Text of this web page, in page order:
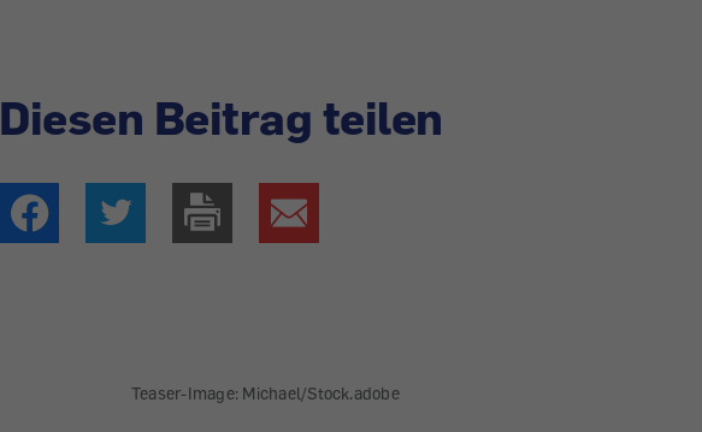
Diesen Beitrag teilen
Teaser-Image: Michael/Stock.adobe